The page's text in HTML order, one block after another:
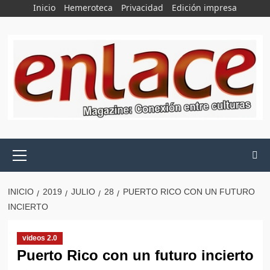
Inicio Hemeroteca Privacidad Edición impresa
principal
INICIO 2019 JULIO 28
PUERTO RICO CON UN FUTURO
INCIERTO
videos 2.0
Puerto Rico con un futuro incierto